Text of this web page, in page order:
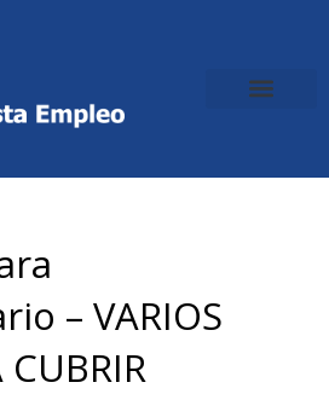
– VARIOS
CUBRIR